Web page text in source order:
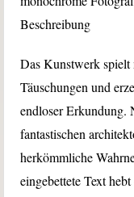
Das Kunstwerk spielt
Täuschungen und
endloser Erkundung.
fantastischen
herkömmliche
eingebettete Text